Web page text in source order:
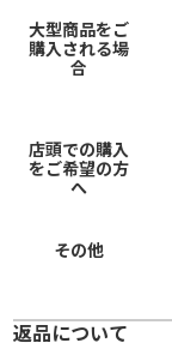
大型商品をご
購入される場
合
店頭での購入
をご希望の方
へ
その他
返品について